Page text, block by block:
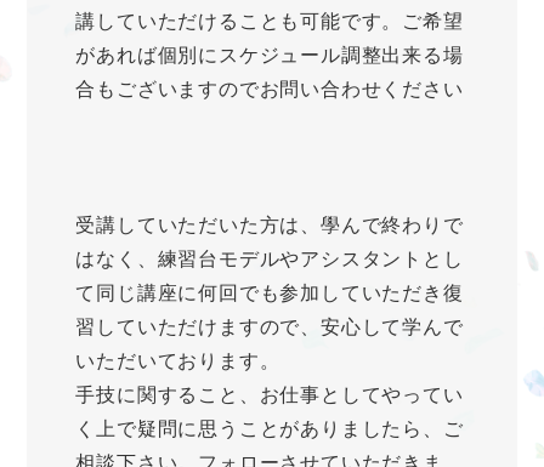
講していただけることも可能です。ご希望
があれば個別にスケジュール調整出来る場
合もございますのでお問い合わせください
受講していただいた方は、學んで終わりで
はなく、練習台モデルやアシスタントとし
て同じ講座に何回でも参加していただき復
習していただけますので、安心して学んで
いただいております。
手技に関すること、お仕事としてやってい
く上で疑問に思うことがありましたら、ご